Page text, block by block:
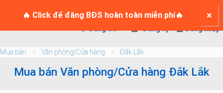
🔥 Click để đăng BĐS hoàn toàn miễn phí🔥 ×
Đăng nhập
Login
Mua bán Văn phòng/Cửa hàng Đắk Lắk
Mua bán Văn phòng/Cửa hàng Đắk Lắk